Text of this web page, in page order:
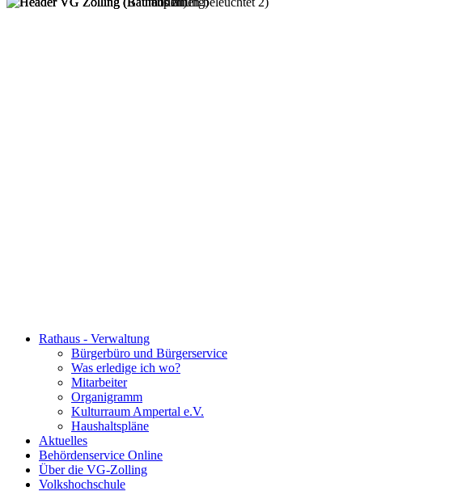
Rathaus - Verwaltung
Bürgerbüro und Bürgerservice
Was erledige ich wo?
Mitarbeiter
Organigramm
Kulturraum Ampertal e.V.
Haushaltspläne
Aktuelles
Behördenservice Online
Über die VG-Zolling
Volkshochschule